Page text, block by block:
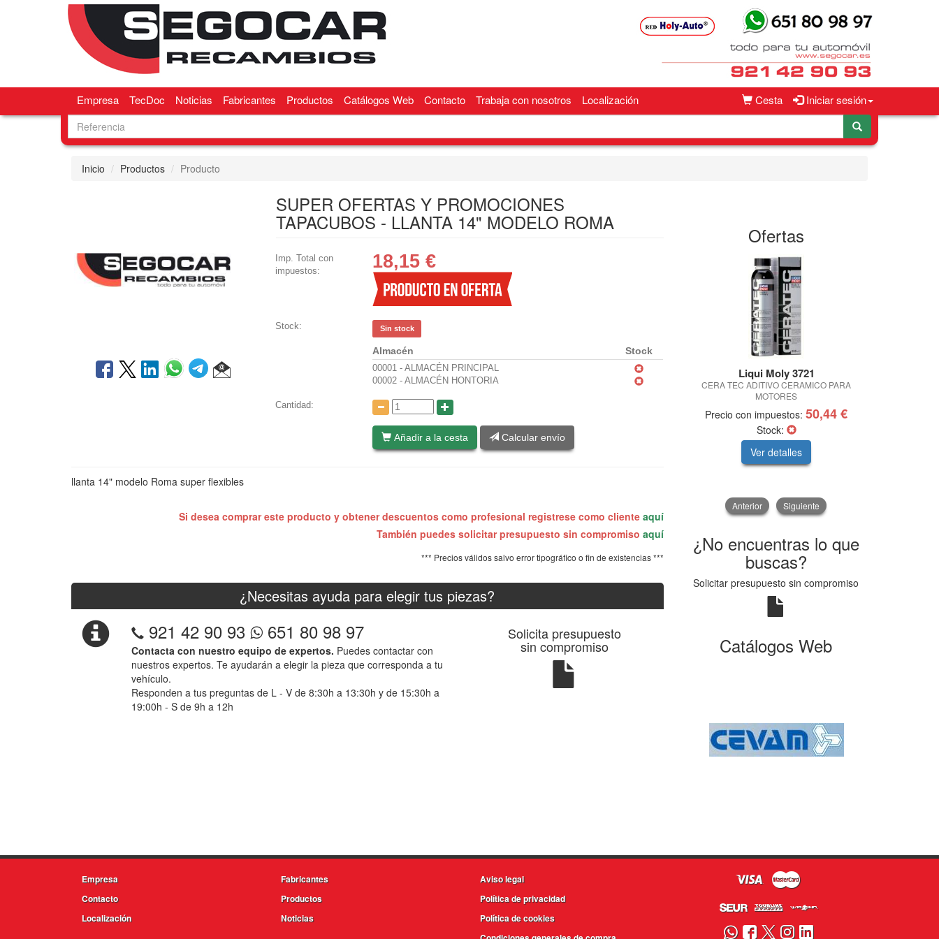
Cesta Iniciar sesión
Empresa TecDoc Noticias Fabricantes Productos Catálogos Web Contacto Trabaja con nosotros Localización
Inicio Productos Producto
SUPER OFERTAS Y PROMOCIONES
TAPACUBOS - LLANTA 14" MODELO ROMA
Imp. Total con
impuestos:
18,15 €
Stock: Sin stock
Almacén Stock
00001 - ALMACÉN PRINCIPAL
00002 - ALMACÉN HONTORIA
Cantidad:
Añadir a la cesta Calcular envío
llanta 14" modelo Roma super flexibles
Si desea comprar este producto y obtener descuentos como profesional registrese como cliente aquí
También puedes solicitar presupuesto sin compromiso aquí
*** Precios válidos salvo error tipográfico o fin de existencias ***
¿Necesitas ayuda para elegir tus piezas?
921 42 90 93 651 80 98 97
Contacta con nuestro equipo de expertos. Puedes contactar con
nuestros expertos. Te ayudarán a elegir la pieza que corresponda a tu
vehículo.
Responden a tus preguntas de L - V de 8:30h a 13:30h y de 15:30h a
19:00h - S de 9h a 12h
Solicita presupuesto
sin compromiso
Ofertas
Liqui Moly 3721
CERA TEC ADITIVO CERAMICO PARA
MOTORES
Precio con impuestos: 50,44 €
Stock:
Ver detalles
Anterior Siguiente
¿No encuentras lo que
buscas?
Solicitar presupuesto sin compromiso
Catálogos Web
Empresa
Contacto
Localización
Fabricantes
Productos
Noticias
Aviso legal
Política de privacidad
Política de cookies